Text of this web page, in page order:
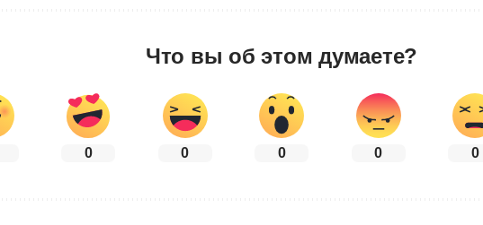
Что вы об этом думаете?
0 0 0 0 0